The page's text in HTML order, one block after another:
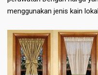
menggunakan jenis kain